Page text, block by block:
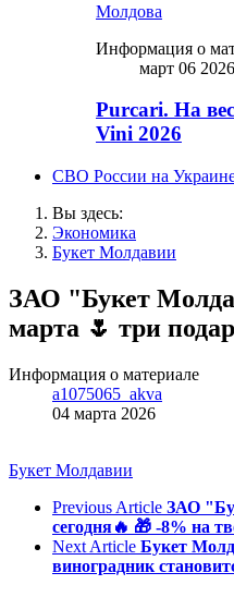
Молдова
Информация о
март 06 2026
Purcari. На
Vini 2026
СВО России на
Вы здесь:
Экономика
Букет Молдавии
ЗАО "Букет
марта 🌷 три
Информация о материале
a1075065_akva
04 марта 2026
Букет Молдавии
Previous Article ЗАО
сегодня🔥 🎁 -8% на
Next Article Букет
виноградник